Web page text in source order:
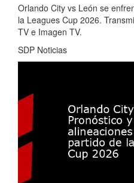
Orlando City vs León se
la Leagues Cup 2026.
TV e Imagen TV.
SDP Noticias